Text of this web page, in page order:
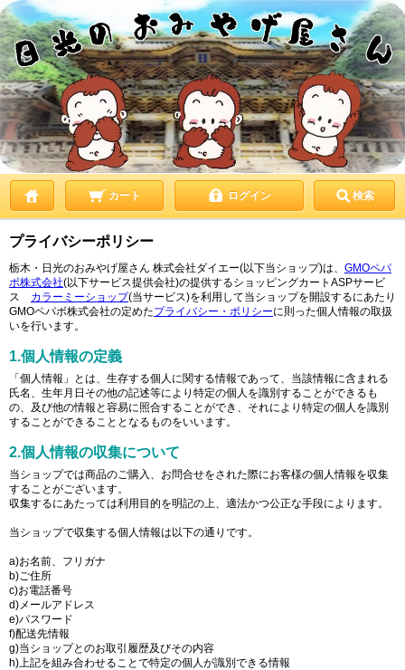
カート ログイン 検索
プライバシーポリシー
栃木・日光のおみやげ屋さん 株式会社ダイエー(以下当ショップ)は、 GMOペパ
ボ株式会社(以下サービス提供会社)の提供するショッピングカートASPサービ
ス カラーミーショップ(当サービス)を利用して当ショップを開設するにあたり
GMOペパボ株式会社の定めたプライバシー・ポリシーに則った個人情報の取扱
いを行います。
1.個人情報の定義
「個人情報」とは、生存する個人に関する情報であって、当該情報に含まれる
氏名、生年月日その他の記述等により特定の個人を識別することができるも
の、及び他の情報と容易に照合することができ、それにより特定の個人を識別
することができることとなるものをいいます。
2.個人情報の収集について
当ショップでは商品のご購入、お問合せをされた際にお客様の個人情報を収集
することがございます。
収集するにあたっては利用目的を明記の上、適法かつ公正な手段によります。
当ショップで収集する個人情報は以下の通りです。
a)お名前、フリガナ
b)ご住所
c)お電話番号
d)メールアドレス
e)パスワード
f)配送先情報
g)当ショップとのお取引履歴及びその内容
h)上記を組み合わせることで特定の個人が識別できる情報